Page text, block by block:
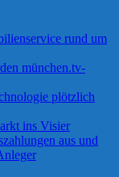
rund um
münchen.tv-
plötzlich
ins Visier
aus und